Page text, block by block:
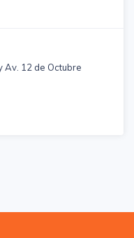
Av. 12 de Octubre